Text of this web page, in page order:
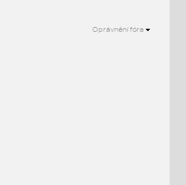
Oprávnění fóra